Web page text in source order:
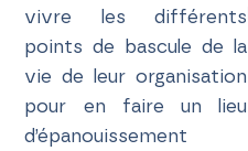
vivre les différents
points de bascule de la
vie de leur organisation
pour en faire un lieu
d’épanouissement